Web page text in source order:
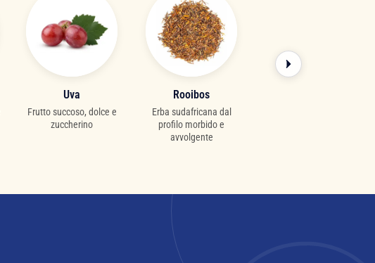
Uva
Frutto succoso, dolce e
zuccherino
Rooibos
Erba sudafricana dal
profilo morbido e
avvolgente